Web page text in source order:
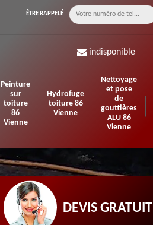
ÊTRE RAPPELÉ
indisponible
Peinture
sur
toiture
86
Vienne
Hydrofuge
toiture 86
Vienne
Nettoyage
et pose
de
gouttières
ALU 86
Vienne
DEVIS GRATUIT